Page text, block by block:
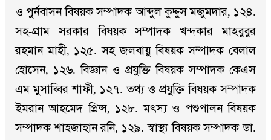
ও পুর্নবাসন বিষয়ক সম্পাদক আব্দুল কুদ্দুস মজুমদার, ১২৪.
সহ-গ্রাম সরকার বিষয়ক সম্পাদক খন্দকার মাহবুবুর
রহমান মাহী, ১২৫. সহ জলবায়ু বিষয়ক সম্পাদক বেলাল
হোসেন, ১২৬. বিজ্ঞান ও প্রযুক্তি বিষয়ক সম্পাদক কেএস
এম মুসাব্বির শাফী, ১২৭. তথ্য ও প্রযুক্তি বিষয়ক সম্পাদক
ইমরান আহমেদ প্রিন্স, ১২৮. মৎস্য ও পশুপালন বিষয়ক
সম্পাদক শাহজাহান রনি, ১২৯. স্বাস্থ্য বিষয়ক সম্পাদক ডা.